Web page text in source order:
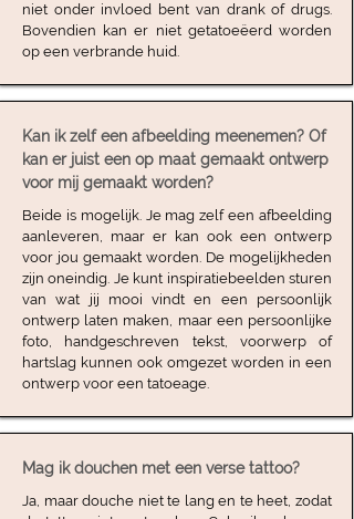
niet onder invloed bent van drank of drugs.
Bovendien kan er niet getatoeëerd worden
op een verbrande huid.
Kan ik zelf een afbeelding meenemen? Of
kan er juist een op maat gemaakt ontwerp
voor mij gemaakt worden?
Beide is mogelijk. Je mag zelf een afbeelding
aanleveren, maar er kan ook een ontwerp
voor jou gemaakt worden. De mogelijkheden
zijn oneindig. Je kunt inspiratiebeelden sturen
van wat jij mooi vindt en een persoonlijk
ontwerp laten maken, maar een persoonlijke
foto, handgeschreven tekst, voorwerp of
hartslag kunnen ook omgezet worden in een
ontwerp voor een tatoeage.
Mag ik douchen met een verse tattoo?
Ja, maar douche niet te lang en te heet, zodat